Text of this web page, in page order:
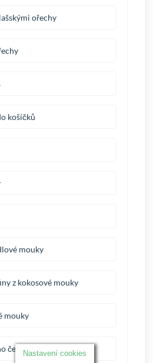
ořechy
košíčků
mouky
z kokosové mouky
mouky
česneku a mandlí
Nastavení cookies